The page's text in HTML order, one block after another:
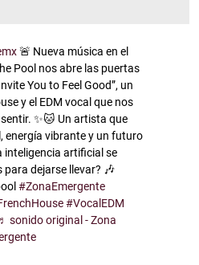
🚨 Nueva música en el
Pool nos abre las puertas
You to Feel Good”, un
y el EDM vocal que nos
✨🐱 Un artista que
energía vibrante y un futuro
inteligencia artificial se
dejarse llevar? 🎶
#ZonaEmergente
#VocalEDM
sonido original - Zona